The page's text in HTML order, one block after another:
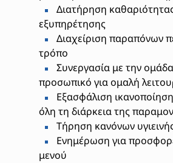
Διατήρηση
εξυπηρέτησης
Διαχείριση παραπόνων
τρόπο
Συνεργασία με την
προσωπικό για ομαλή
Εξασφάλιση
όλη τη διάρκεια της
Τήρηση κανόνων
Ενημέρωση για
μενού